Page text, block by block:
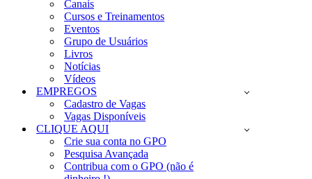
Canais
Cursos e Treinamentos
Eventos
Grupo de Usuários
Livros
Notícias
Vídeos
EMPREGOS
Cadastro de Vagas
Vagas Disponíveis
CLIQUE AQUI
Crie sua conta no GPO
Pesquisa Avançada
Contribua com o GPO (não é